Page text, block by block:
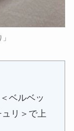
ベルベッ
リ＞で上